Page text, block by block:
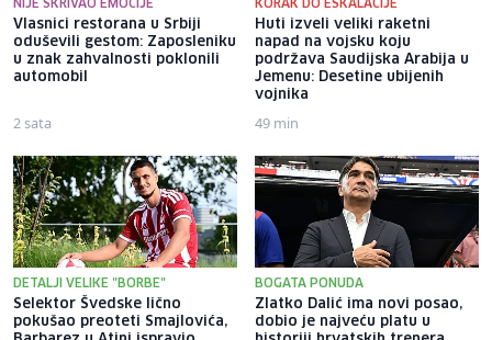
NIJE SKRIVAO EMOCIJE
Vlasnici restorana u Srbiji
oduševili gestom: Zaposleniku
u znak zahvalnosti poklonili
automobil
2 sata
KORAK DO ESKALACIJE
Huti izveli veliki raketni
napad na vojsku koju
podržava Saudijska Arabija u
Jemenu: Desetine ubijenih
vojnika
49 min
DETALJI VELIKE "BORBE"
Selektor Švedske lično
pokušao preoteti Smajlovića,
BOGATA PONUDA
Zlatko Dalić ima novi posao,
dobio je najveću platu u